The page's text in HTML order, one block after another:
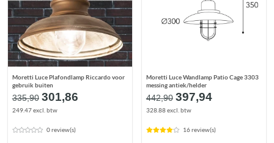
Moretti Luce Plafondlamp Riccardo voor
gebruik buiten
335,90 Oorspronkelijke
prijs
€335,90.
301,86Huidige
249.47 excl. btw
0 review(s)
Moretti Luce Wandlamp Patio Cage 3303
messing antiek/helder
442,90 Oorspronkelijke
prijs
€442,90.
397,94Huidige
€397,94.
328.88 excl. btw
16 review(s)